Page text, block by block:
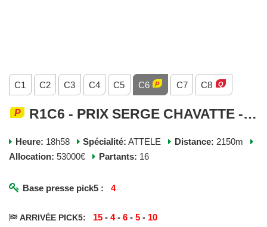
C1 C2 C3 C4 C5 C6 C7 C8
R1C6 - PRIX SERGE CHAVATTE - JEUDI 09 JUILLET 2026
Heure: 18h58 Spécialité: ATTELE Distance: 2150m
Allocation: 53000€ Partants: 16
Base presse pick5 : 4
ARRIVÉE PICK5: 15 -4-6 -5 - 10